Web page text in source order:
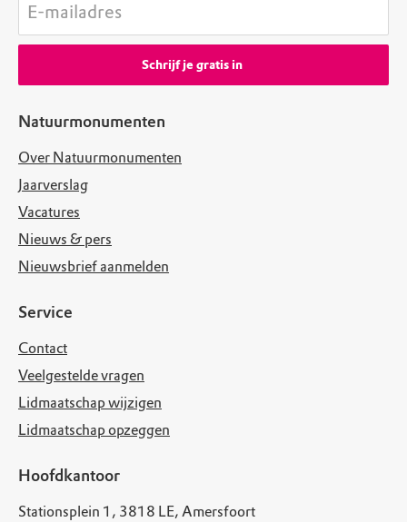
Natuurmonumenten
Over Natuurmonumenten
Jaarverslag
Vacatures
Nieuws & pers
Nieuwsbrief aanmelden
Service
Contact
Veelgestelde vragen
Lidmaatschap wijzigen
Lidmaatschap opzeggen
Hoofdkantoor
Stationsplein 1, 3818 LE, Amersfoort
E-mailadres
Schrijf je gratis in